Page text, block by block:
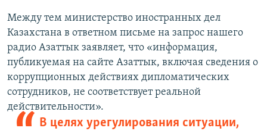
Между тем министерство иностранных дел
Казахстана в ответном письме на запрос нашего
радио Азаттык заявляет, что «информация,
публикуемая на сайте Азаттык, включая сведения о
коррупционных действиях дипломатических
сотрудников, не соответствует реальной
действительности».
В целях урегулирования ситуации,